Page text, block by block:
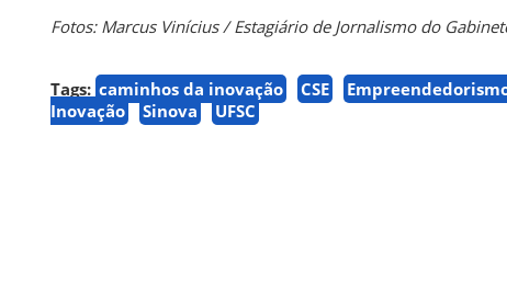
Fotos: Marcus Vinícius / Estagiário de Jornalismo do
Tags: caminhos da inovação CSE
Inovação
Sinova UFSC